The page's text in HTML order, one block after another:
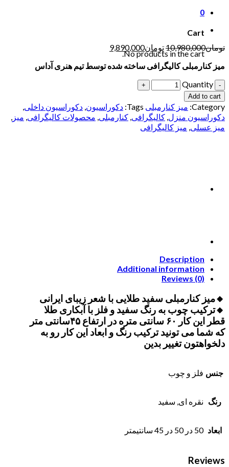
0
Cart
No products in the cart.
تومان10,980,000تومان9,890,000
میز کنارمبلی کالیگرافی ساخته شده توسط تیم هنری آداس
Quantity
Add to cart
Category: میز کنارمبلی Tags: دکوراسیون, دکوراسیون داخلی,
دکوراسیون منزل, کالیگرافی, کنارمبلی, محصولات کالیگرافی, میز ,
میز عسلی, میز کالیگرافی
Description
Additional information
Reviews (0)
🔸میز کنارمبلی سفید طلایی با شعر زیبای ایرانی
🔸ترکیب چوب به رنگ سفید و فلز با آبکاری طلا
قطر این کار ۶۰ سانتی متره در ارتفاع ۴۵سانتی متر
که شما می تونید ترکیب رنگ و ابعاد این کار رو به
دلخواهتون تغییر بدین
جنس فلز و چوب
رنگ نقره ای, سفید
ابعاد 50 در 50 در 45 سانتیمتر
Reviews